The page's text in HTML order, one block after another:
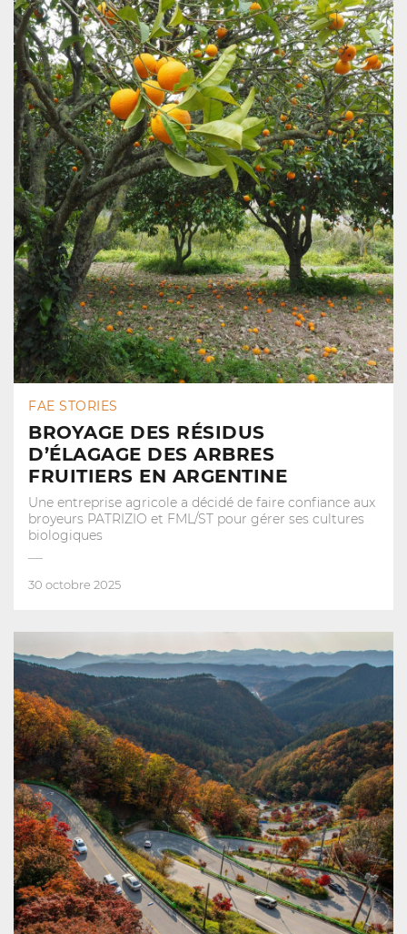
FAE STORIES
BROYAGE DES RÉSIDUS
D’ÉLAGAGE DES ARBRES
FRUITIERS EN ARGENTINE
Une entreprise agricole a décidé de faire confiance aux
broyeurs PATRIZIO et FML/ST pour gérer ses cultures
biologiques
30 octobre 2025